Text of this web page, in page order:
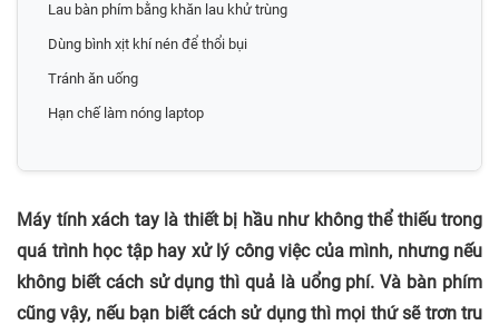
Lau bàn phím bằng khăn lau khử trùng
Dùng bình xịt khí nén để thổi bụi
Tránh ăn uống
Hạn chế làm nóng laptop
Máy tính xách tay là thiết bị hầu như không thể thiếu trong
quá trình học tập hay xử lý công việc của mình, nhưng nếu
không biết cách sử dụng thì quả là uổng phí. Và bàn phím
cũng vậy, nếu bạn biết cách sử dụng thì mọi thứ sẽ trơn tru